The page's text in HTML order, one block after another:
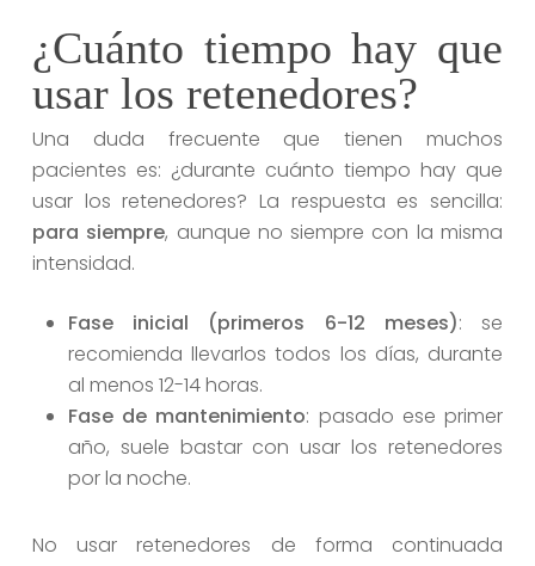
¿Cuánto tiempo hay que
usar los retenedores?
Una duda frecuente que tienen muchos
pacientes es: ¿durante cuánto tiempo hay que
usar los retenedores? La respuesta es sencilla:
para siempre, aunque no siempre con la misma
intensidad.
Fase inicial (primeros 6-12 meses): se
recomienda llevarlos todos los días, durante
al menos 12-14 horas.
Fase de mantenimiento: pasado ese primer
año, suele bastar con usar los retenedores
por la noche.
No usar retenedores de forma continuada